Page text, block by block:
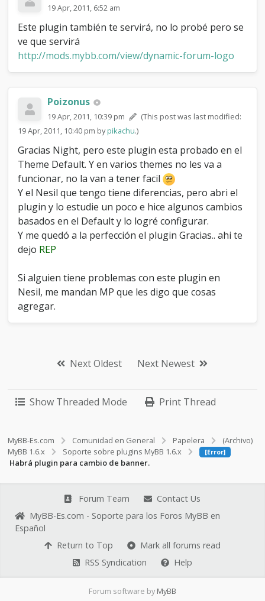
19 Apr, 2011, 6:52 am
Este plugin también te servirá, no lo probé pero se
ve que servirá
http://mods.mybb.com/view/dynamic-forum-logo
Poizonus
19 Apr, 2011, 10:39 pm
(This post was last modified:
19 Apr, 2011, 10:40 pm bypikachu.)
Gracias Night, pero este plugin esta probado en el
Theme Default. Y en varios themes no les va a
funcionar, no la van a tener facil
Y el Nesil que tengo tiene diferencias, pero abri el
plugin y lo estudie un poco e hice algunos cambios
basados en el Default y lo logré configurar.
Y me quedó a la perfección el plugin Gracias.. ahi te
dejo REP
Si alguien tiene problemas con este plugin en
Nesil, me mandan MP que les digo que cosas
agregar.
Next Oldest Next Newest
Show Threaded Mode Print Thread
MyBB-Es.com Comunidad en General Papelera
(Archivo)
MyBB 1.6.x
Soporte sobre plugins MyBB 1.6.x [Error]
Habrá plugin para cambio de banner.
Forum Team
Contact Us
MyBB-Es.com - Soporte para los Foros MyBB en
Español
Return to Top
Mark all forums read
RSS Syndication
Help
Forum software by MyBB